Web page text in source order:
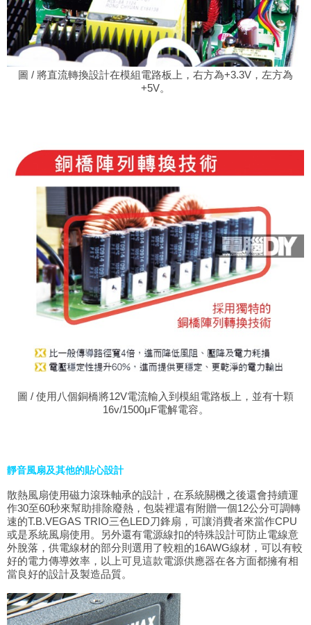
圖 / 將直流轉換設計在模組電路板上，右方為+3.3V，左方為
+5V。
圖 / 使用八個銅橋將12V電流輸入到模組電路板上，並有十顆
16v/1500μF電解電容。
靜音風扇及其他的貼心設計
散熱風扇使用磁力滾珠軸承的設計，在系統關機之後還會持續運
作30至60秒來幫助排除廢熱，包裝裡還有附贈一個12公分可調轉
速的T.B.VEGAS TRIO三色LED刀鋒扇，可讓消費者來當作CPU
或是系統風扇使用。另外還有電源線扣的特殊設計可防止電線意
外脫落，供電線材的部分則選用了較粗的16AWG線材，可以有較
好的電力傳導效率，以上可見這款電源供應器在各方面都擁有相
當良好的設計及製造品質。